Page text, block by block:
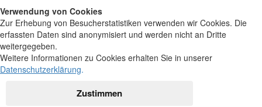
Verwendung von Cookies
Zur Erhebung von Besucherstatistiken verwenden wir Cookies. Die
erfassten Daten sind anonymisiert und werden nicht an Dritte
weitergegeben.
Weitere Informationen zu Cookies erhalten Sie in unserer
Datenschutzerklärung.
Zustimmen